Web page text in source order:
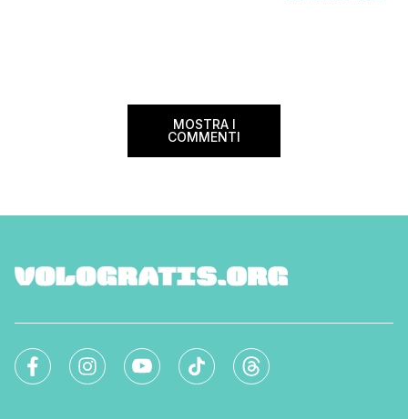
MOSTRA I
COMMENTI